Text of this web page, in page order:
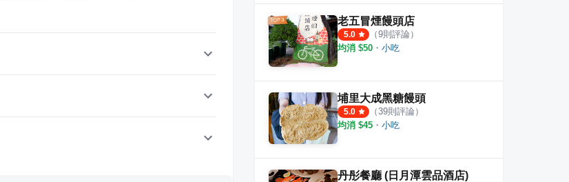
老五冒煙饅頭店
5.0 （9則評論）
均消 $50 ・ 小吃
埔里大成黑糖饅頭
5.0 （39則評論）
均消 $45 ・ 小吃
丹彤餐廳 (日月潭雲品酒店)